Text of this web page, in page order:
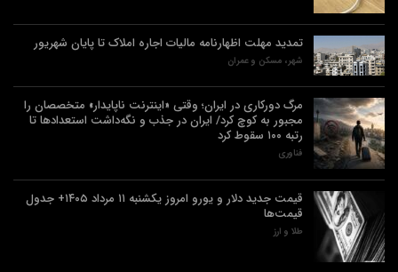
تمدید مهلت اظهارنامه مالیات اجاره املاک تا پایان شهریور
شهر، مسکن و عمران
مرگ دورکاری در ایران؛ وقتی «اینترنت ناپایدار» متخصصان را
مجبور به کوچ کرد/ ایران در جذب و نگه‌داشت استعدادها تا
رتبه ۱۰۰ سقوط کرد
فناوری
قیمت جدید دلار و یورو امروز یکشنبه ۱۱ مرداد ۱۴۰۵+ جدول
قیمت‌ها
طلا و ارز